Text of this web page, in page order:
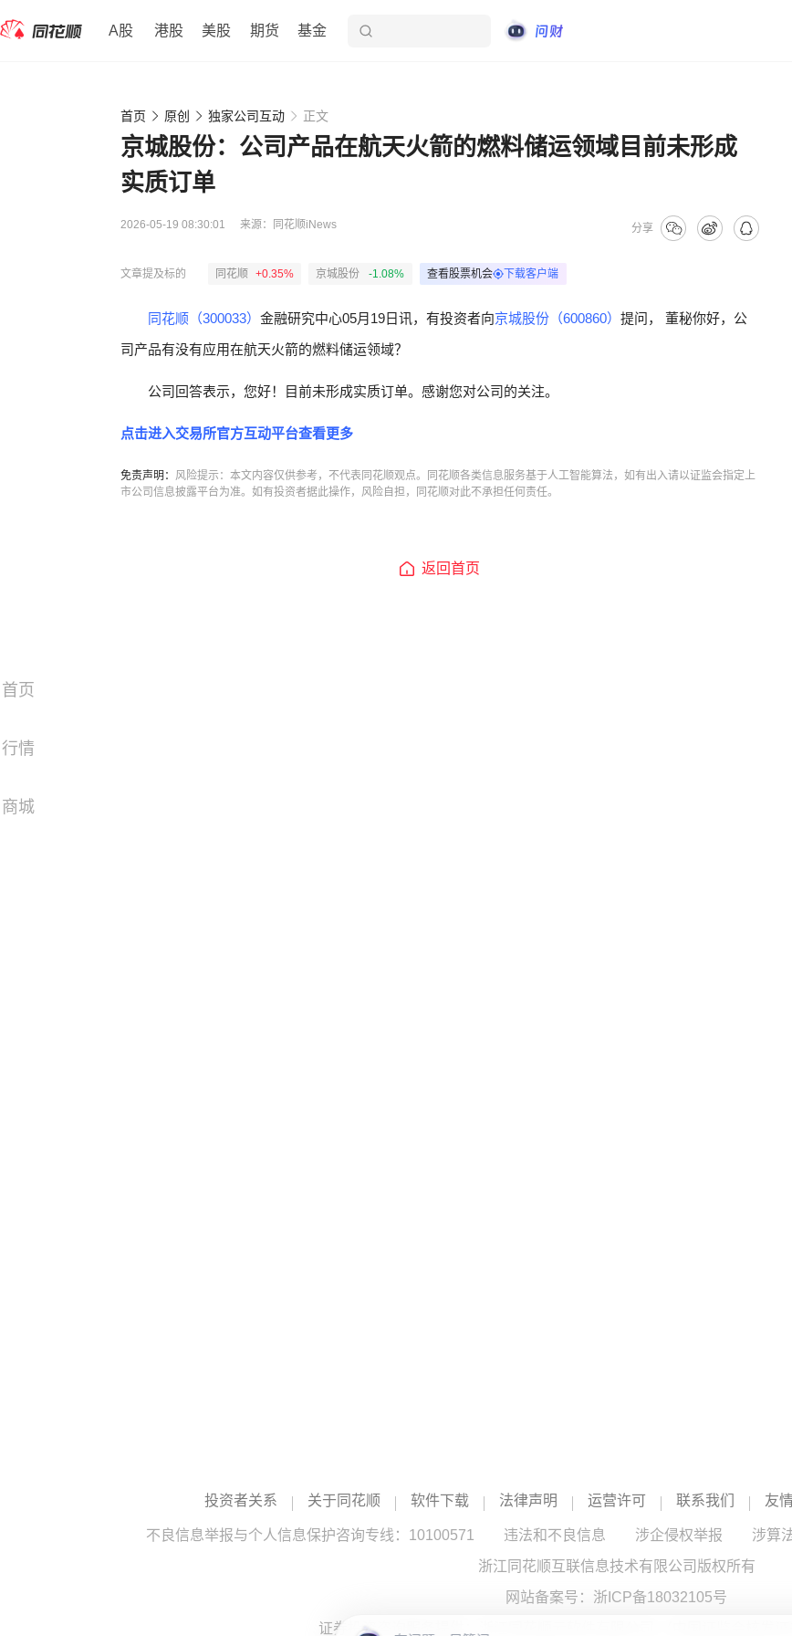
A股 港股 美股 期货 基金
首页
行情
商城
首页 原创 独家公司互动 正文
京城股份：公司产品在航天火箭的燃料储运领域目前未形成
实质订单
2026-05-19 08:30:01 来源： 同花顺iNews 分享
文章提及标的 同花顺 +0.35% 京城股份 -1.08% 查看股票机会 下载客户端
同花顺（300033） 金融研究中心05月19日讯，有投资者向京城股份（600860） 提问， 董秘你好，公
司产品有没有应用在航天火箭的燃料储运领域？
公司回答表示，您好！目前未形成实质订单。感谢您对公司的关注。
点击进入交易所官方互动平台查看更多
免责声明： 风险提示：本文内容仅供参考，不代表同花顺观点。同花顺各类信息服务基于人工智能算法，如有出入请以证监会指定上
市公司信息披露平台为准。如有投资者据此操作，风险自担，同花顺对此不承担任何责任。
返回首页
投资者关系 关于同花顺 软件下载 法律声明 运营许可 联系我们 友
不良信息举报与个人信息保护咨询专线：10100571 违法和不良信息 涉企侵权举报 涉算
浙江同花顺互联信息技术有限公司版权所有
网站备案号： 浙ICP备18032105号
证券投资咨询服务提供：浙江同花顺云软件有限公司 （中国证监会核发证